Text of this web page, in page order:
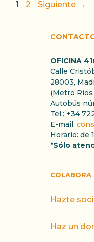
Página
1 Página
2 Siguiente →
OFICINA
Calle
28003,
(Metro
Autobús
Tel.: +34
E-mail:
Horario: de
*Sólo
COLABORA
Hazte
Haz un